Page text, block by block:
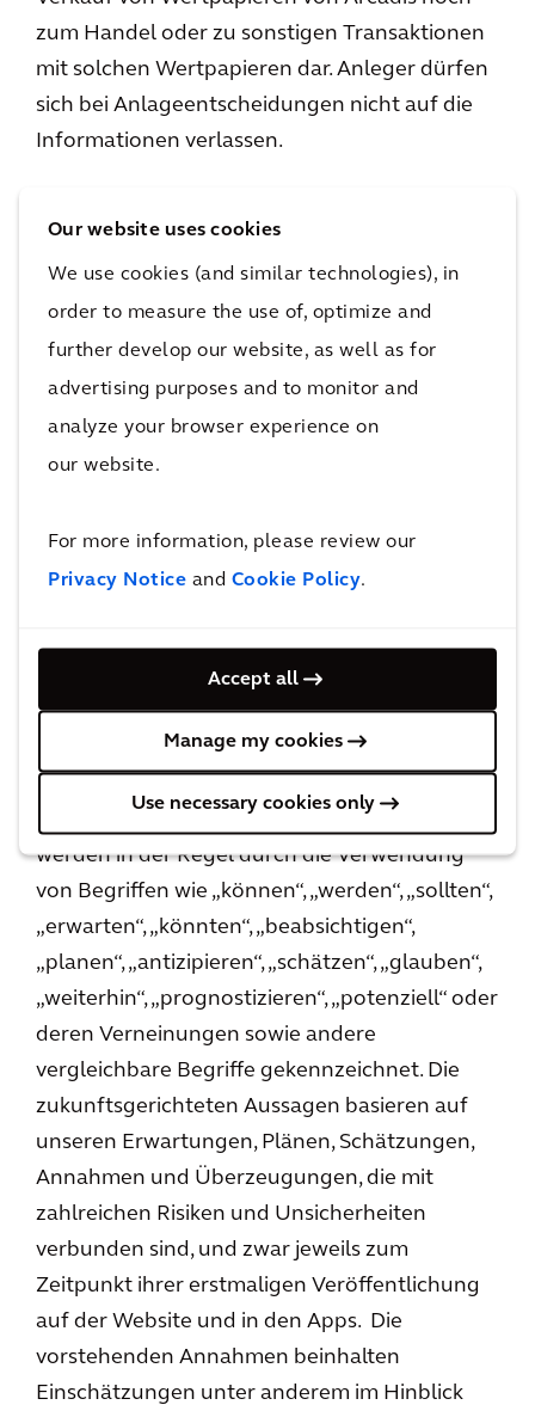
Our website uses cookies
We use cookies (and similar technologies), in
order to measure the use of, optimize and
further develop our website, as well as for
advertising purposes and to monitor and
analyze your browser experience on
our website.
For more information, please review our
Privacy Notice and Cookie Policy.
Accept all
Manage my cookies
Use necessary cookies only
zum Handel oder zu sonstigen Transaktionen
mit solchen Wertpapieren dar. Anleger dürfen
sich bei Anlageentscheidungen nicht auf die
Informationen verlassen.
Zukunftsgerichtete Informationen
Auf der Website enthaltene Aussagen und
Apps, die keine historischen Fakten sind
(einschließlich Aussagen in Bezug auf
Anlageziele, andere Pläne und Ziele des
Managements für die zukünftige
Entwicklung oder diesbezügliche Annahmen
oder Prognosen), sind zukunftsgerichtete
tatsächlichen Ereignisse oder die Ergebnisse
unserer Geschäftstätigkeit können wesentlich
von den in den zukunftsgerichteten Aussagen
enthaltenen oder implizierten Ereignissen
abweichen. Zukunftsgerichtete Aussagen
werden in der Regel durch die Verwendung
von Begriffen wie „können“, „werden“, „sollten“,
„erwarten“, „könnten“, „beabsichtigen“,
„planen“, „antizipieren“, „schätzen“, „glauben“,
„weiterhin“, „prognostizieren“, „potenziell“ oder
deren Verneinungen sowie andere
vergleichbare Begriffe gekennzeichnet. Die
zukunftsgerichteten Aussagen basieren auf
unseren Erwartungen, Plänen, Schätzungen,
Annahmen und Überzeugungen, die mit
zahlreichen Risiken und Unsicherheiten
verbunden sind, und zwar jeweils zum
Zeitpunkt ihrer erstmaligen Veröffentlichung
auf der Website und in den Apps. Die
vorstehenden Annahmen beinhalten
Einschätzungen unter anderem im Hinblick